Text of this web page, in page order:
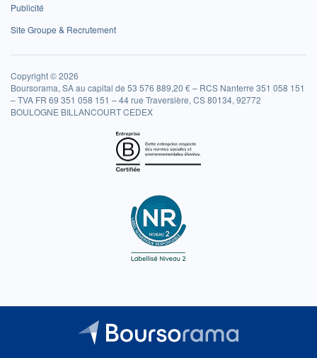
Publicité
Site Groupe & Recrutement
Copyright © 2026
Boursorama, SA au capital de 53 576 889,20 € – RCS Nanterre 351 058 151
– TVA FR 69 351 058 151 – 44 rue Traversière, CS 80134, 92772
BOULOGNE BILLANCOURT CEDEX